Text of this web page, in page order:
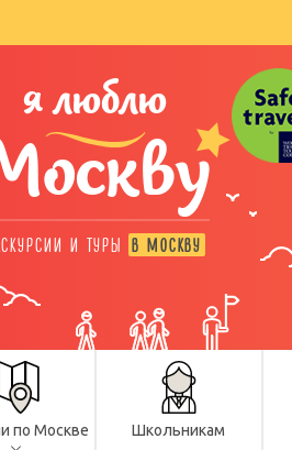
я люблю
И ТУРЫ В МОСКВУ
по Москве Школьникам